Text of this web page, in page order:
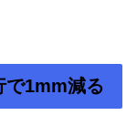
で1mm減る